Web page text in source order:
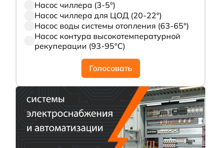
Насос чиллера (3-5°)
Насос чиллера для ЦОД (20-22°)
Насос воды системы отопления (63-65°)
Насос контура высокотемпературной
рекуперации (93-95°С)
Голосовать